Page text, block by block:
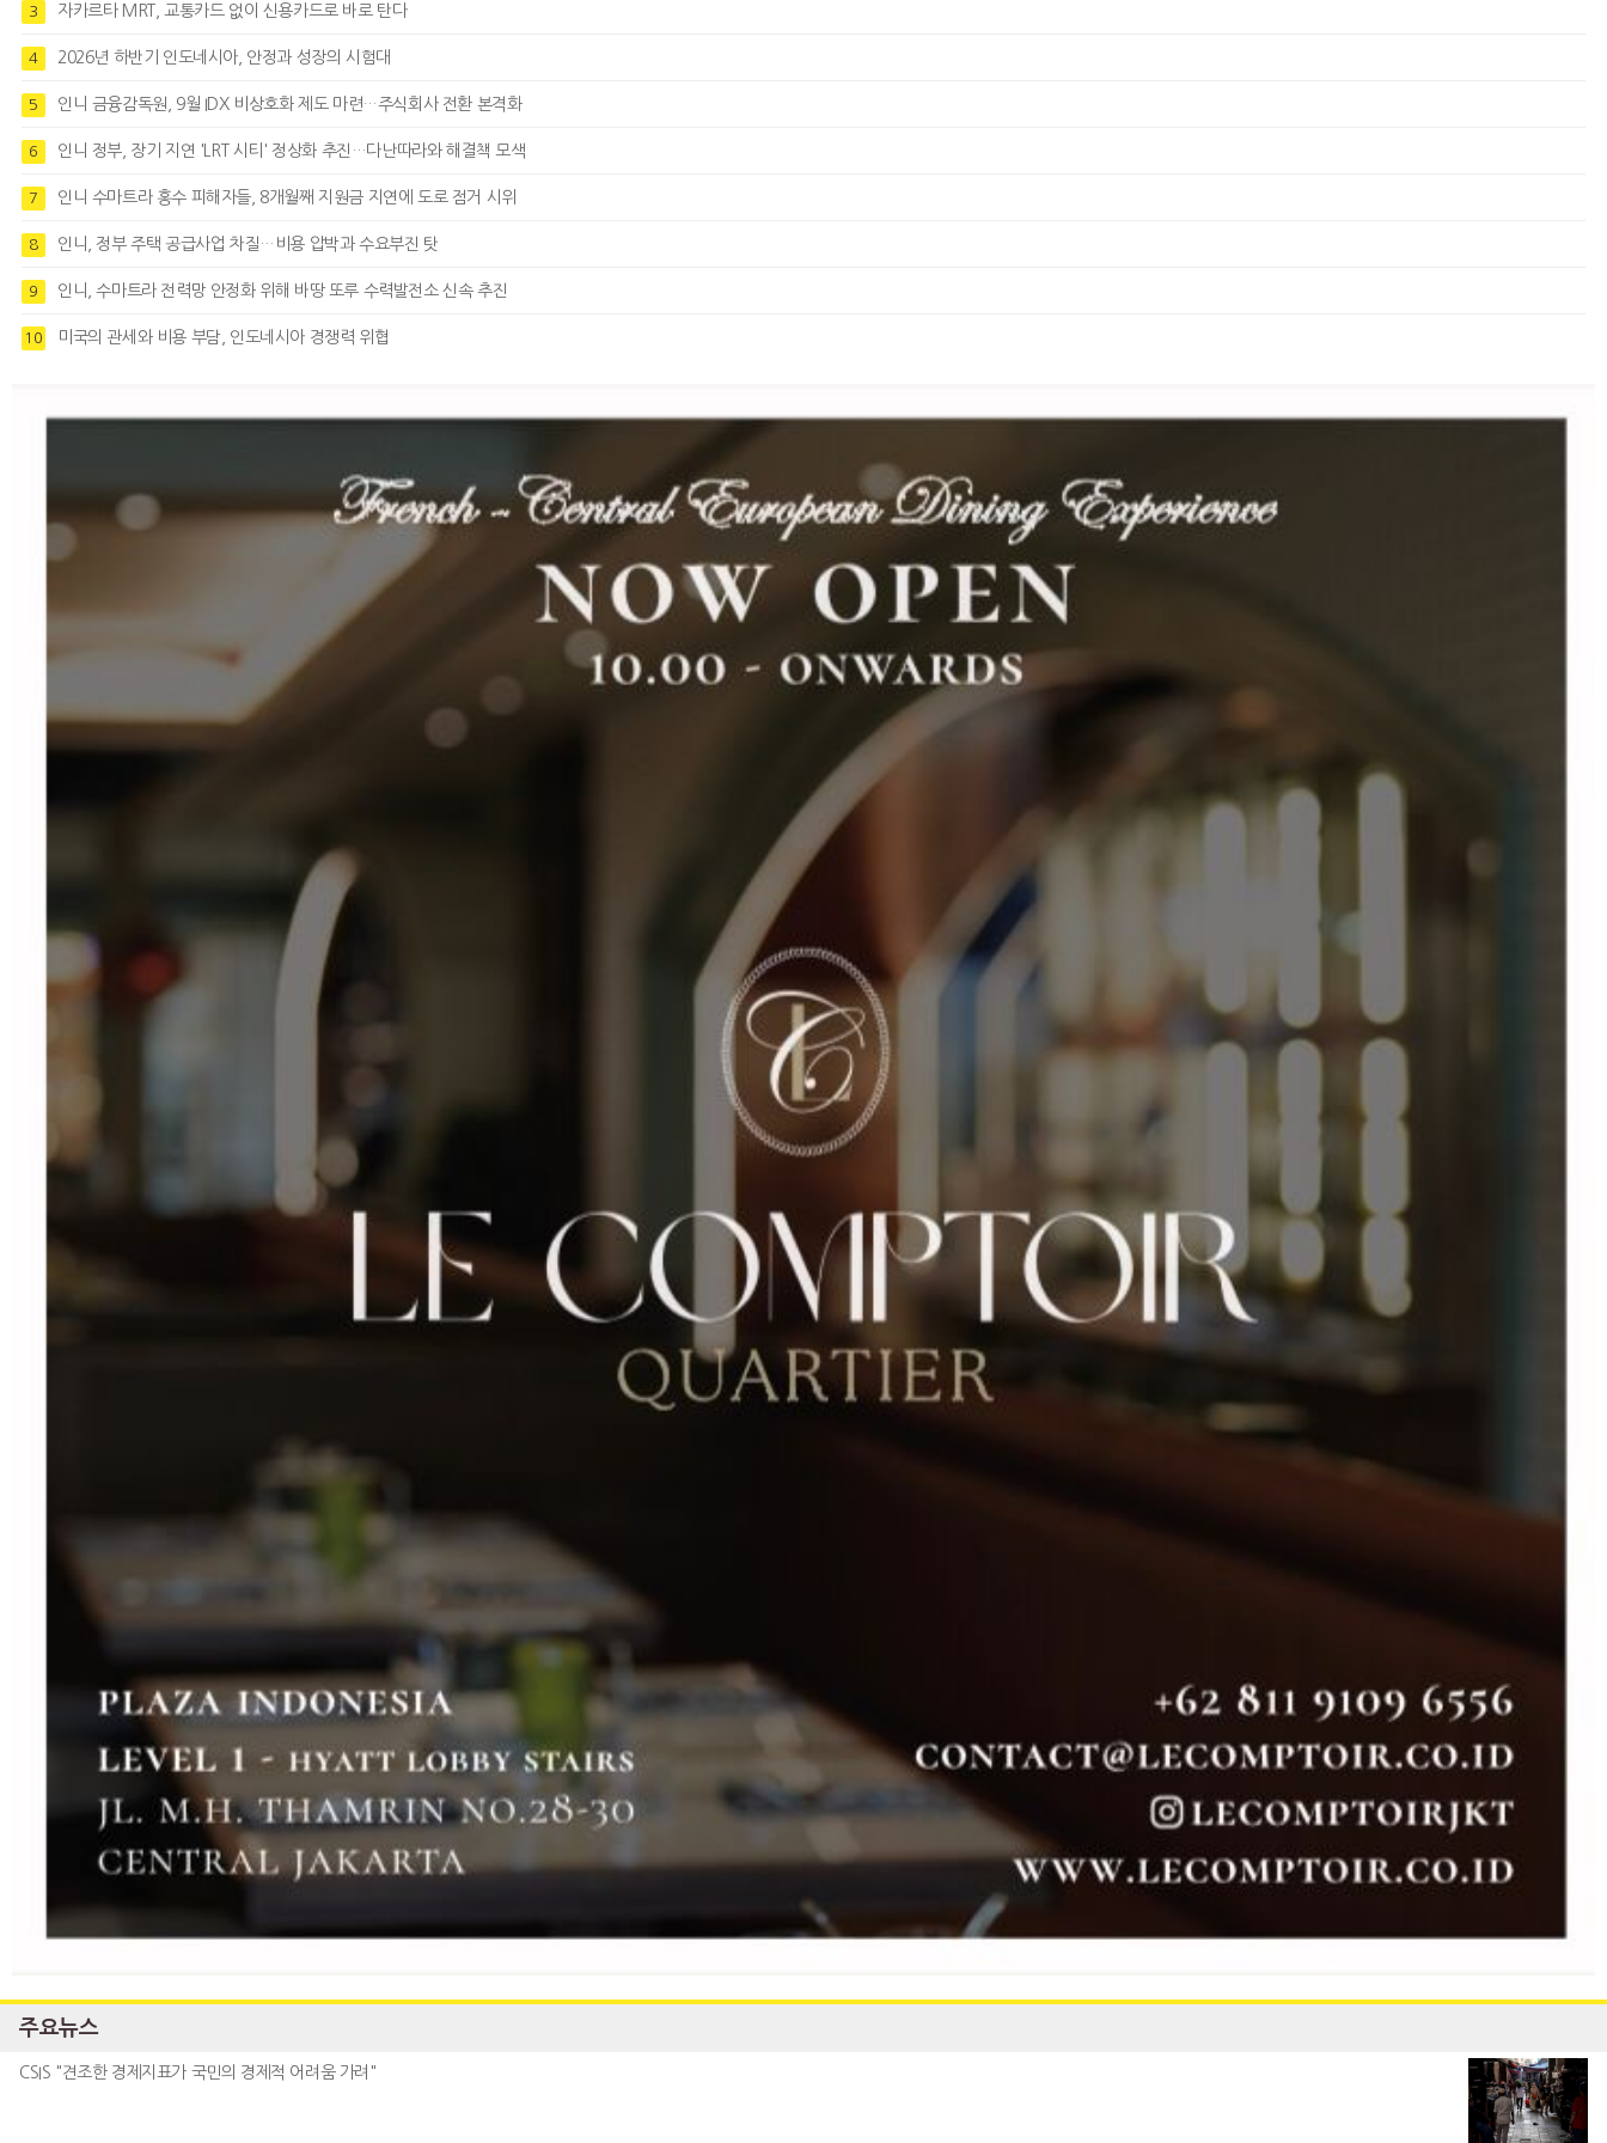
3 자카르타 MRT, 교통카드 없이 신용카드로 바로 탄다
4 2026년 하반기 인도네시아, 안정과 성장의 시험대
5 인니 금융감독원, 9월 IDX 비상호화 제도 마련…주식회사 전환 본격화
6 인니 정부, 장기 지연 'LRT 시티' 정상화 추진…다난따라와 해결책 모색
7 인니 수마트라 홍수 피해자들, 8개월째 지원금 지연에 도로 점거 시위
8 인니, 정부 주택 공급사업 차질…비용 압박과 수요부진 탓
9 인니, 수마트라 전력망 안정화 위해 바땅 또루 수력발전소 신속 추진
10 미국의 관세와 비용 부담, 인도네시아 경쟁력 위협
주요뉴스
CSIS "견조한 경제지표가 국민의 경제적 어려움 가려"